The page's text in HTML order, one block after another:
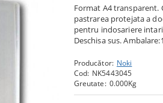
Format A4 transparent.
pastrarea protejata a
pentru indosariere
Deschisa sus.
Producător: Noki
Cod: NK5443045
Greutate: 0.000Kg